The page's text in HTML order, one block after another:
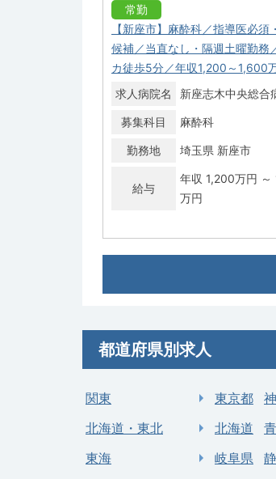
常勤
【新座市】麻酔科／指導医必須
候補／当直なし・隔週土曜勤務
カ徒歩5分／年収1,200～1,600
求人病院名
新座志木中央総合
募集科目 麻酔科
勤務地 埼玉県 新座市
給与
年収 1,200万円 ～
万円
常勤
1,800万円★週4日勤務！＜オン
求人病院名
日本赤十字社 小川
病院
万円
都道府県別求人
関東 東京都
北海道・東北
北海道
東海
岐阜県